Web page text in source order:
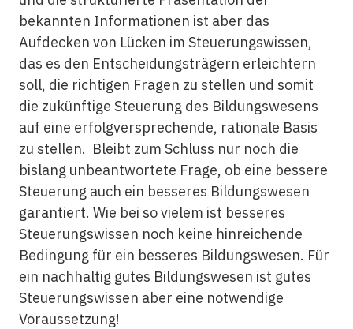
bekannten Informationen ist aber das
Aufdecken von Lücken im Steuerungswissen,
das es den Entscheidungsträgern erleichtern
soll, die richtigen Fragen zu stellen und somit
die zukünftige Steuerung des Bildungswesens
auf eine erfolgversprechende, rationale Basis
zu stellen. Bleibt zum Schluss nur noch die
bislang unbeantwortete Frage, ob eine bessere
Steuerung auch ein besseres Bildungswesen
garantiert. Wie bei so vielem ist besseres
Steuerungswissen noch keine hinreichende
Bedingung für ein besseres Bildungswesen. Für
ein nachhaltig gutes Bildungswesen ist gutes
Steuerungswissen aber eine notwendige
Voraussetzung!